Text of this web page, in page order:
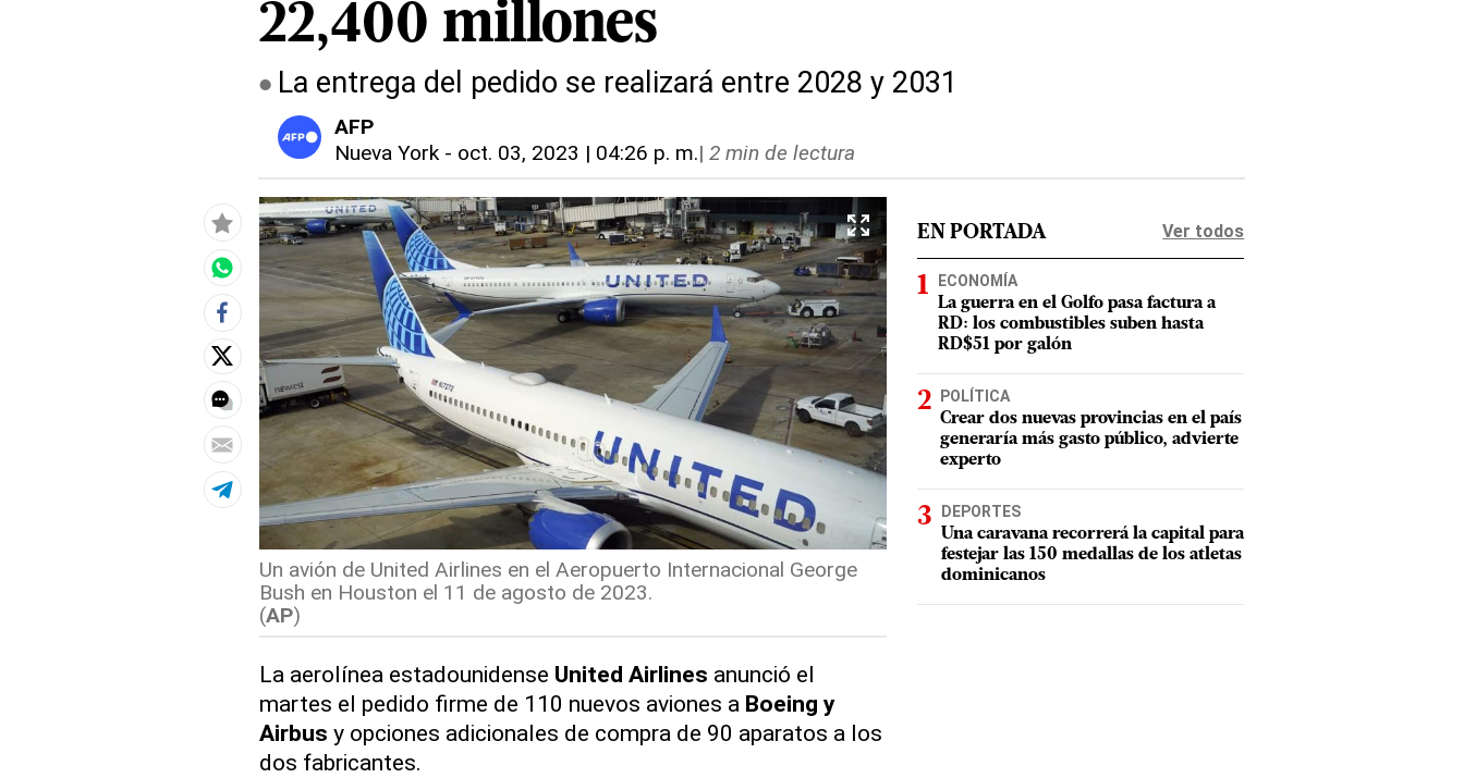
22,400 millones
La entrega del pedido se realizará entre 2028 y 2031
AFP
Nueva York- oct. 03, 2023 | 04:26 p. m.| 2 min de lectura
Un avión de United Airlines en el Aeropuerto Internacional George
Bush en Houston el 11 de agosto de 2023.
(AP)
La aerolínea estadounidense United Airlines anunció el
martes el pedido firme de 110 nuevos aviones a Boeing y
Airbus y opciones adicionales de compra de 90 aparatos a los
dos fabricantes.
EN PORTADA Ver todos
ECONOMÍA
La guerra en el Golfo pasa factura a
RD: los combustibles suben hasta
RD$51 por galón
POLÍTICA
Crear dos nuevas provincias en el país
generaría más gasto público, advierte
experto
DEPORTES
Una caravana recorrerá la capital para
festejar las 150 medallas de los atletas
dominicanos